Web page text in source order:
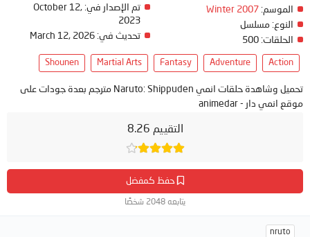
التقييم 8.26
حفظ كمفضل
يتابعه 2048 شخصًا
الموسم: Winter 2007
النوع: مسلسل
الحلقات:
تم الإصدار في: October 12,
2023
تحديث في: March 12, 2026
Action
Adventure
Fantasy
Martial Arts
Shounen
تحميل وشاهدة حلقات انمي Naruto: Shippuden مترجم بعدة جودات على
موقع انمي دار - animedar
nruto